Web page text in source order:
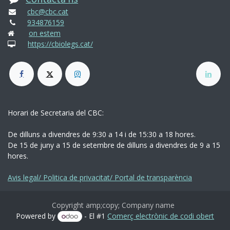
cbc@cbc.cat
934876159
on estem
https://cbiolegs.cat/
Horari de Secretaria del CBC:
De dilluns a divendres de 9:30 a 14 i de 15:30 a 18 hores.
De 15 de juny a 15 de setembre de dilluns a divendres de 9 a 15
hores.
Avis legal/ Politica de privacitat/ Portal de transparència
Copyright amp;copy; Company name
Powered by
- El #1 Comerç electrònic de codi obert